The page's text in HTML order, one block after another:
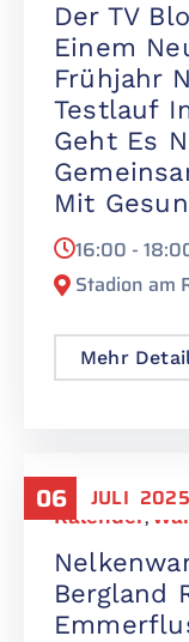
Der TV
Einem
Frühjahr
Testlauf
Geht Es
Mit
16:00 -
Stadion am
Mehr
06 JULI 2025
Kalender,
Bergland